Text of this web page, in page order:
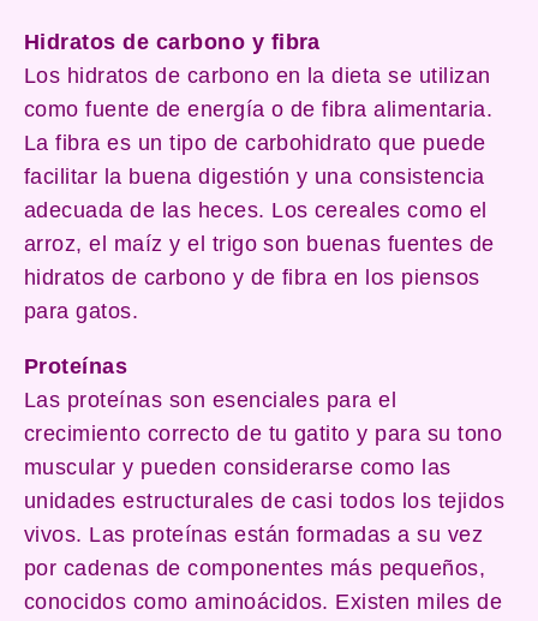
Hidratos de carbono y fibra
Los hidratos de carbono en la dieta se utilizan
como fuente de energía o de fibra alimentaria.
La fibra es un tipo de carbohidrato que puede
facilitar la buena digestión y una consistencia
adecuada de las heces. Los cereales como el
arroz, el maíz y el trigo son buenas fuentes de
hidratos de carbono y de fibra en los piensos
para gatos.
Proteínas
Las proteínas son esenciales para el
crecimiento correcto de tu gatito y para su tono
muscular y pueden considerarse como las
unidades estructurales de casi todos los tejidos
vivos. Las proteínas están formadas a su vez
por cadenas de componentes más pequeños,
conocidos como aminoácidos. Existen miles de